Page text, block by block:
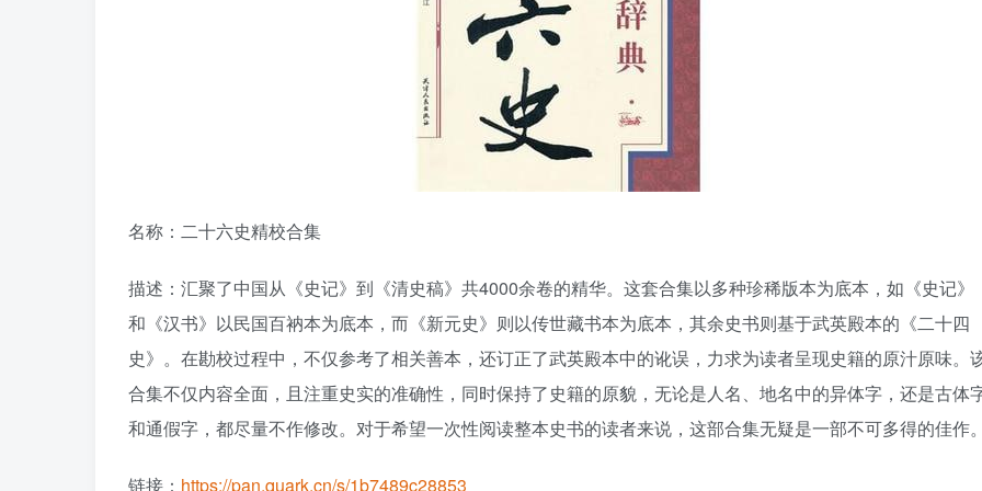
名称：二十六史精校合集
描述：汇聚了中国从《史记》到《清史稿》共4000余卷的精华。这套合集以多种珍稀版本为底本，如《史记》
和《汉书》以民国百衲本为底本，而《新元史》则以传世藏书本为底本，其余史书则基于武英殿本的《二十四
史》。在勘校过程中，不仅参考了相关善本，还订正了武英殿本中的讹误，力求为读者呈现史籍的原汁原味。
合集不仅内容全面，且注重史实的准确性，同时保持了史籍的原貌，无论是人名、地名中的异体字，还是古体
和通假字，都尽量不作修改。对于希望一次性阅读整本史书的读者来说，这部合集无疑是一部不可多得的佳作。
链接： https://pan.quark.cn/s/1b7489c28853